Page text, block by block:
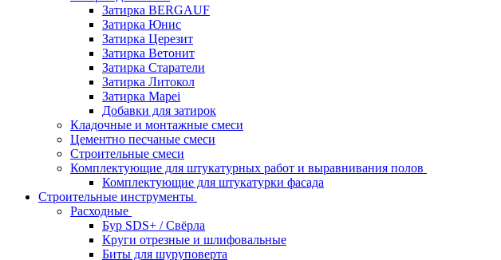
Затирка BERGAUF
Затирка Юнис
Затирка Церезит
Затирка Ветонит
Затирка Старатели
Затирка Литокол
Затирка Mapei
Добавки для затирок
Кладочные и монтажные смеси
Цементно песчаные смеси
Строительные смеси
Комплектующие для штукатурных работ и выравнивания полов
Комплектующие для штукатурки фасада
Строительные инструменты
Расходные
Бур SDS+ / Свёрла
Круги отрезные и шлифовальные
Биты для шуруповерта